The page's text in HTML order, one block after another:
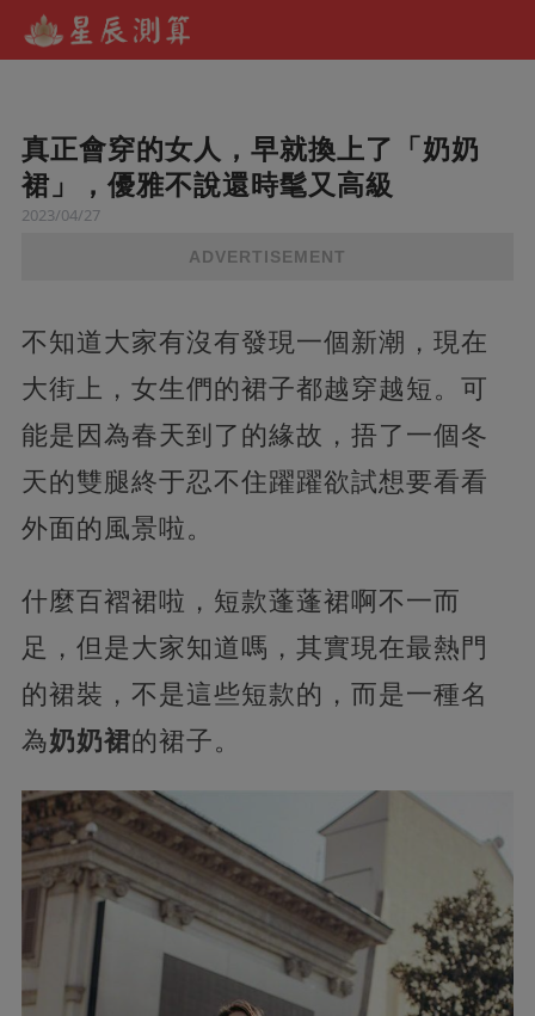
真正會穿的女人，早就換上了「奶奶
裙」，優雅不說還時髦又高級
2023/04/27
ADVERTISEMENT
不知道大家有沒有發現一個新潮，現在
大街上，女生們的裙子都越穿越短。可
能是因為春天到了的緣故，捂了一個冬
天的雙腿終于忍不住躍躍欲試想要看看
外面的風景啦。
什麼百褶裙啦，短款蓬蓬裙啊不一而
足，但是大家知道嗎，其實現在最熱門
的裙裝，不是這些短款的，而是一種名
為奶奶裙的裙子。